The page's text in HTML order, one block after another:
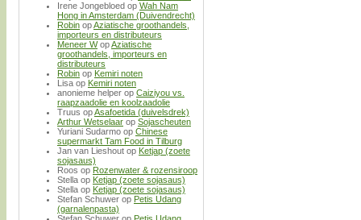
Irene Jongebloed op Wah Nam
Hong in Amsterdam (Duivendrecht)
Robin opAziatische groothandels,
importeurs en distributeurs
Meneer WopAziatische
groothandels, importeurs en
distributeurs
Robin op Kemiri noten
Lisa op Kemiri noten
anonieme helper op Caiziyou vs.
raapzaadolie en koolzaadolie
Truus opAsafoetida (duivelsdrek)
Arthur Wetselaar op Sojascheuten
Yuriani Sudarmo op Chinese
supermarkt Tam Food in Tilburg
Jan van Lieshout op Ketjap (zoete
sojasaus)
Roos op Rozenwater & rozensiroop
Stella op Ketjap (zoete sojasaus)
Stella op Ketjap (zoete sojasaus)
Stefan Schuwer op Petis Udang
(garnalenpasta)